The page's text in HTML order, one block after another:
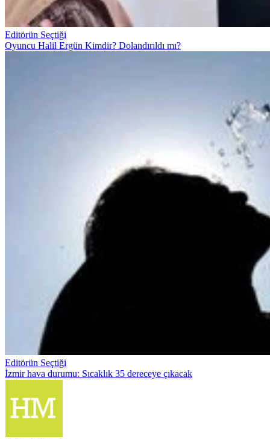
Editörün Seçtiği
Oyuncu Halil Ergün Kimdir? Dolandırıldı mı?
Editörün Seçtiği
İzmir hava durumu: Sıcaklık 35 dereceye çıkacak